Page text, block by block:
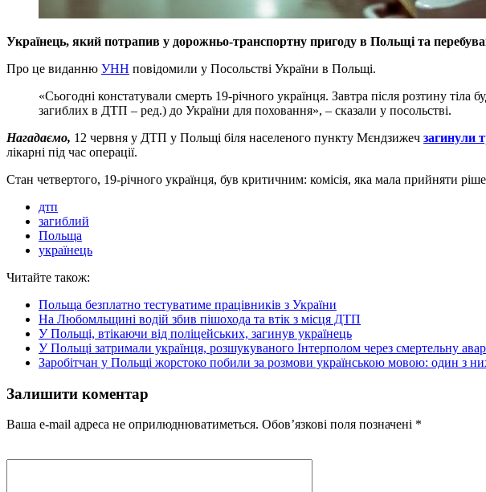
Українець, який потрапив у дорожньо-транспортну пригоду в Польщі та
Про це виданню УНН повідомили у Посольстві України в Польщі.
«Сьогодні констатували смерть 19-річного українця. Завтра після розтину
загиблих в ДТП – ред.) до України для поховання», – сказали у посольстві.
Нагадаємо, 12 червня у ДТП у Польщі біля населеного пункту Мєндзижеч загинули
лікарні під час операції.
Стан четвертого, 19-річного українця, був критичним: комісія, яка мала прийняти
дтп
загиблий
Польща
українець
Читайте також:
Польща безплатно тестуватиме працівників з України
На Любомльщині водій збив пішохода та втік з місця ДТП
У Польщі, втікаючи від поліцейських, загинув українець
У Польщі затримали українця, розшукуваного Інтерполом через смертельну
Заробітчан у Польщі жорстоко побили за розмови українською мовою: один з
Залишити коментар
Ваша e-mail адреса не оприлюднюватиметься. Обов’язкові поля позначені *